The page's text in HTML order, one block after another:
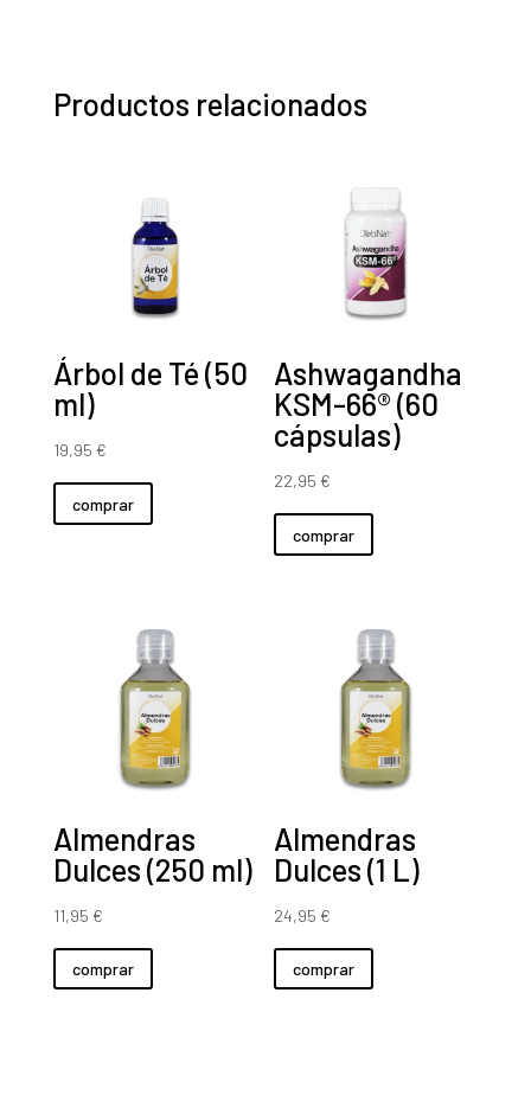
Productos relacionados
Árbol de Té (50
ml)
19,95 €
comprar
Ashwagandha
KSM-66® (60
cápsulas)
22,95 €
comprar
Almendras
Dulces (250 ml)
11,95 €
comprar
Almendras
Dulces (1 L)
24,95 €
comprar